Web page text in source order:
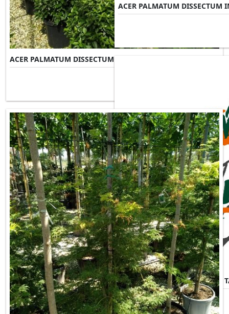
ACER PALMATUM DISSECTUM GARNET
ACER PALMATUM DISSECTUM
ACER PALMATUM DISSECTUM